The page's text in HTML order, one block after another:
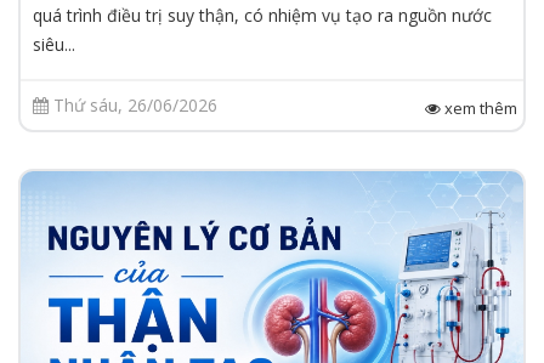
quá trình điều trị suy thận, có nhiệm vụ tạo ra nguồn nước
siêu...
Thứ sáu, 26/06/2026 xem thêm